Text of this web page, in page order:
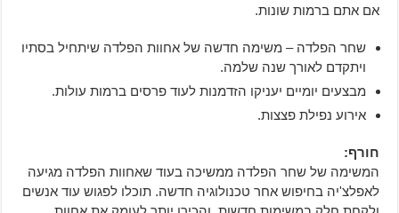
אם אתם ברמות שונות.
שחר הפלדה – משימה חדשה של אחוות הפלדה שיתחיל בסתיו
ויתקדם לאורך שנה שלמה.
מבצעים יומיים יעניקו הזדמנות לעוד פרסים ברמות עולות.
אירוע נפילת פצצות.
חורף:
המשימה של שחר הפלדה ממשיכה בעוד שאחוות הפלדה מגיעה
לאפלצ'יה בחיפוש אחר טכנולוגיה חדשה. תוכלו לפגוש עוד אנשים